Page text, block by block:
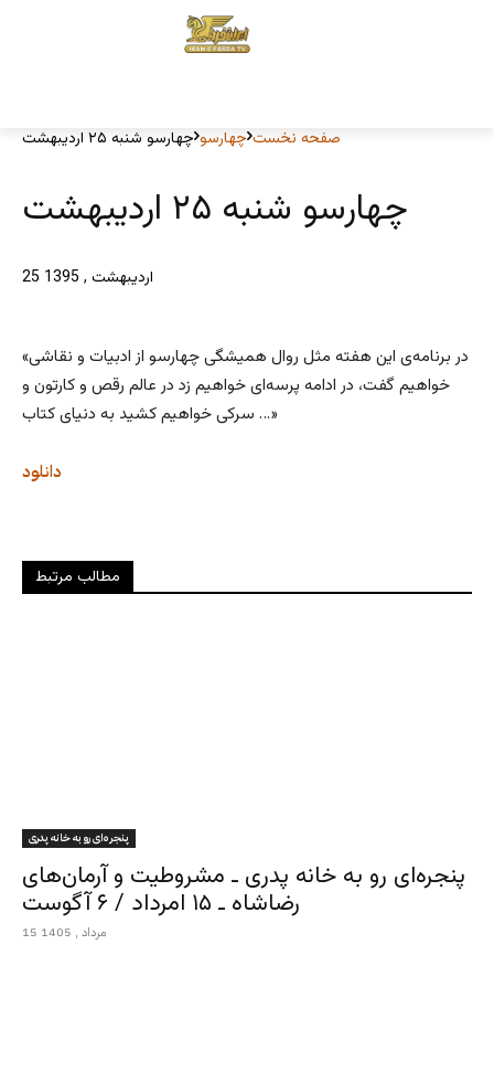
صفحه نخست چهارسو چهارسو شنبه ۲۵ اردیبهشت
چهارسو شنبه ۲۵ اردیبهشت
25 اردیبهشت , 1395
«در برنامه‌ی این هفته مثل روال همیشگی چهارسو از ادبیات و نقاشی
خواهیم گفت، در ادامه پرسه‌ای خواهیم زد در عالم رقص و کارتون و
سرکی خواهیم کشید به دنیای کتاب …»
دانلود
مطالب مرتبط
پنجره‌ای رو به خانه پدری
پنجره‌ای رو به خانه پدری ـ مشروطیت و آرمان‌های
رضاشاه ـ ۱۵ امرداد / ۶ آگوست
15 مرداد , 1405